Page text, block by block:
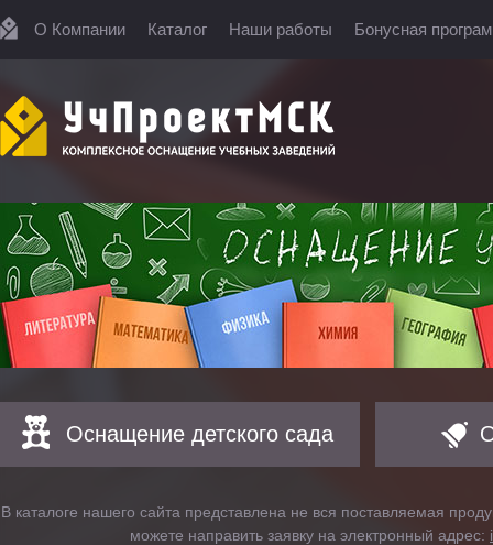
О Компании Каталог Наши работы Бонусная
Оснащение детского сада
В каталоге нашего сайта представлена не вся поставляемая
можете направить заявку на электронный адрес: